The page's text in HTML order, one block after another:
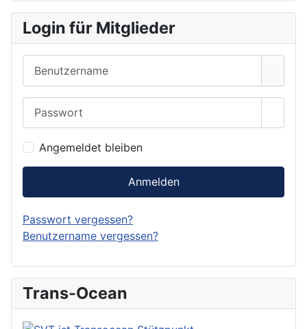
Login für Mitglieder
Angemeldet bleiben
Anmelden
Passwort vergessen?
Benutzername vergessen?
Trans-Ocean